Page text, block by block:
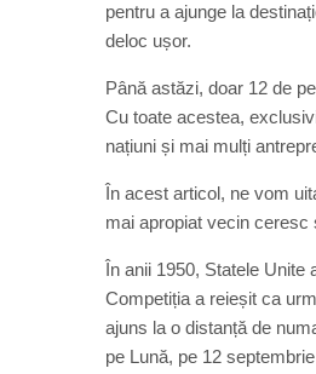
pentru a ajunge la
deloc ușor.
Până astăzi, doar 12 de
Cu toate acestea,
națiuni și mai mulți
În acest articol, ne vom
mai apropiat vecin
În anii 1950, Statele
Competiția a reieșit ca
ajuns la o distanță de
pe Lună, pe 12